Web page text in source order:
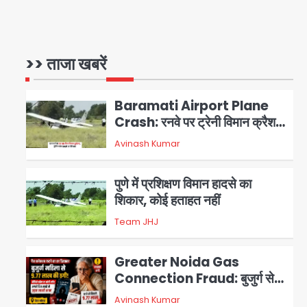
>> ताजा खबरें
1
जारी
2
Baramati Airport Plane
Crash: रनवे पर ट्रेनी विमान क्रैश,
जांच शुरू
Avinash Kumar
3
पुणे में प्रशिक्षण विमान हादसे का
शिकार, कोई हताहत नहीं
Team JHJ
Greater Noida Gas
Connection Fraud: बुजुर्ग से
वीडियो कॉल पर 9.77 लाख की साइबर
Avinash Kumar